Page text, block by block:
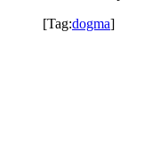
[Tag:dogma]